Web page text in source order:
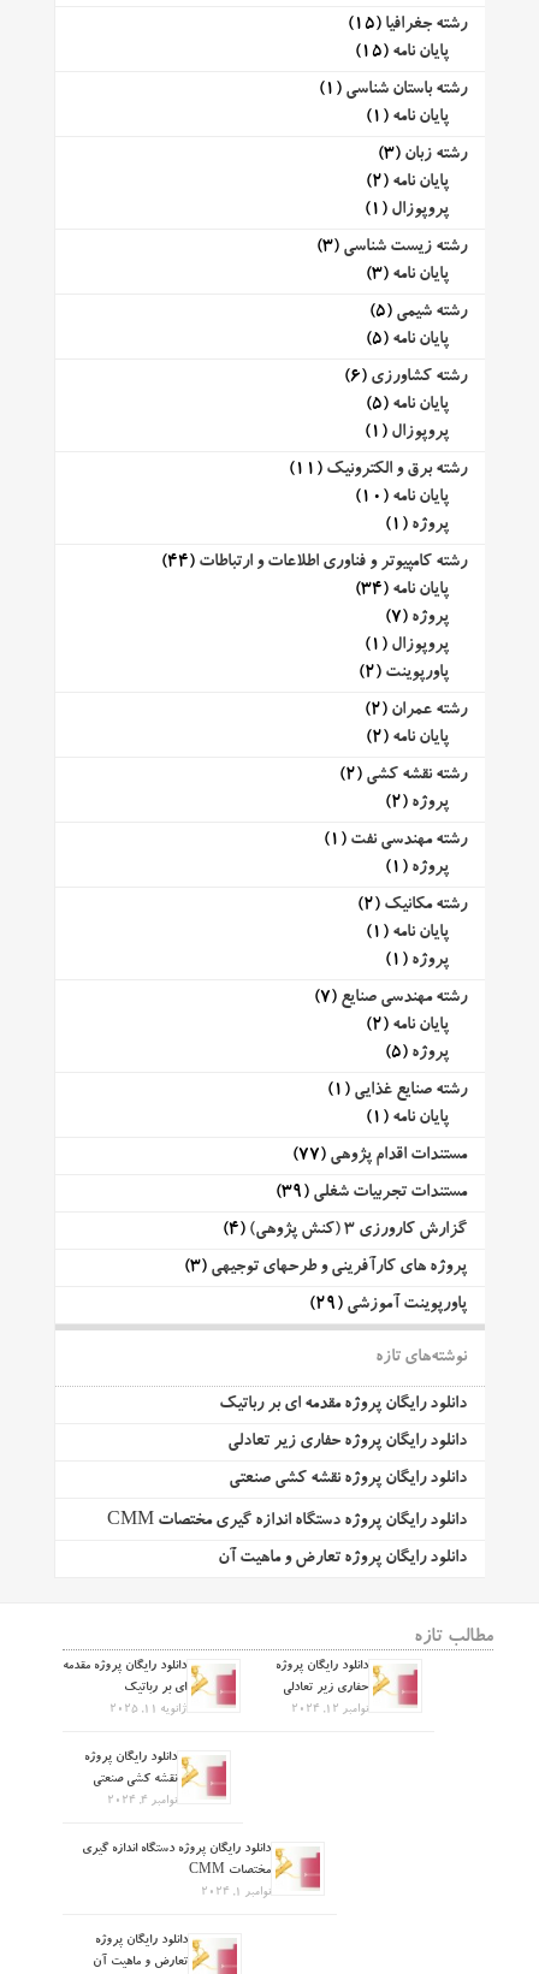
رشته جغرافیا (15)
پایان نامه (15)
رشته باستان شناسی (1)
پایان نامه (1)
رشته زبان (3)
پایان نامه (2)
پروپوزال (1)
رشته زیست شناسی (3)
پایان نامه (3)
رشته شیمی (5)
پایان نامه (5)
رشته کشاورزی (6)
پایان نامه (5)
پروپوزال (1)
رشته برق و الکترونیک (11)
پایان نامه (10)
پروژه (1)
رشته کامپیوتر و فناوری اطلاعات و ارتباطات (44)
پایان نامه (34)
پروژه (7)
پروپوزال (1)
پاورپوینت (2)
رشته عمران (2)
پایان نامه (2)
رشته نقشه کشی (2)
پروژه (2)
رشته مهندسی نفت (1)
پروژه (1)
رشته مکانیک (2)
پایان نامه (1)
پروژه (1)
رشته مهندسی صنایع (7)
پایان نامه (2)
پروژه (5)
رشته صنایع غذایی (1)
پایان نامه (1)
مستندات اقدام پژوهی (77)
مستندات تجربیات شغلی (39)
گزارش کارورزی 3 (کنش پژوهی)
(4)
پروژه های کارآفرینی و طرحهای توجیهی (3)
پاورپوینت آموزشی (29)
نوشته‌های تازه
دانلود رایگان پروژه مقدمه ای بر رباتیک
دانلود رایگان پروژه حفاری زیر تعادلی
دانلود رایگان پروژه نقشه کشی صنعتی
دانلود رایگان پروژه دستگاه اندازه گیری مختصات CMM
دانلود رایگان پروژه تعارض و ماهیت آن
مطالب تازه
دانلود رایگان پروژه مقدمه
ای بر رباتیک
ژانویه 11, 2025
دانلود رایگان پروژه
حفاری زیر تعادلی
نوامبر 12, 2024
دانلود رایگان پروژه
نقشه کشی صنعتی
نوامبر 4, 2024
دانلود رایگان پروژه دستگاه اندازه گیری
مختصات CMM
نوامبر 1, 2024
دانلود رایگان پروژه
تعارض و ماهیت آن